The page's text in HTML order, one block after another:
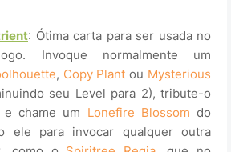
: Ótima carta para ser usada no
Invoque normalmente um
, Copy Plant ou Mysterious
seu Level para 2), tribute-o
chame um Lonefire Blossom do
ele para invocar qualquer outra